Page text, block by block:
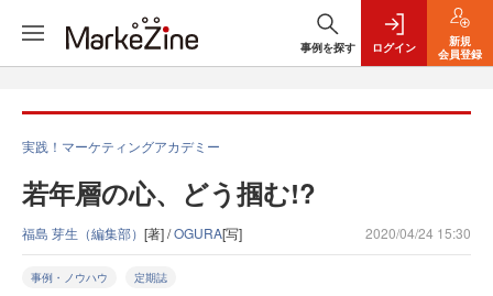
事例を探す ログイン
新規
会員登録
実践！マーケティングアカデミー
若年層の心、どう掴む!?
福島 芽生（編集部） [著] /OGURA[写] 2020/04/24 15:30
事例・ノウハウ 定期誌